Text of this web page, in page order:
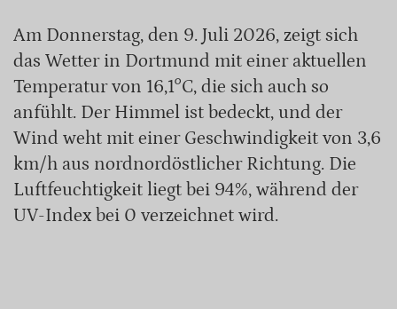
Am Donnerstag, den 9. Juli 2026, zeigt sich
das Wetter in Dortmund mit einer aktuellen
Temperatur von 16,1°C, die sich auch so
anfühlt. Der Himmel ist bedeckt, und der
Wind weht mit einer Geschwindigkeit von 3,6
km/h aus nordnordöstlicher Richtung. Die
Luftfeuchtigkeit liegt bei 94%, während der
UV-Index bei 0 verzeichnet wird.